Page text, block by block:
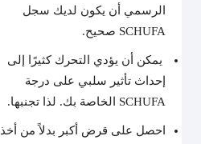
الرسمي أن يكون لديك سجل
SCHUFA صحيح.
يمكن أن يؤدي التحرك كثيرًا إلى
إحداث تأثير سلبي على درجة
SCHUFA الخاصة بك. لذا تجنبها.
احصل على قرض أكبر بدلاً من أخذ